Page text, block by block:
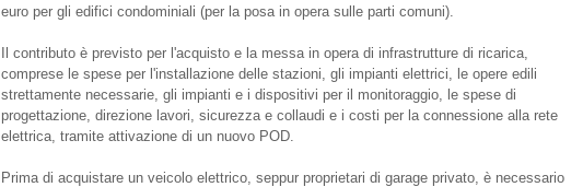
euro per gli edifici condominiali (per la posa in opera sulle parti comuni).
Il contributo è previsto per l'acquisto e la messa in opera di infrastrutture di ricarica,
comprese le spese per l'installazione delle stazioni, gli impianti elettrici, le opere edili
strettamente necessarie, gli impianti e i dispositivi per il monitoraggio, le spese di
progettazione, direzione lavori, sicurezza e collaudi e i costi per la connessione alla rete
elettrica, tramite attivazione di un nuovo POD.
Prima di acquistare un veicolo elettrico, seppur proprietari di garage privato, è necessario